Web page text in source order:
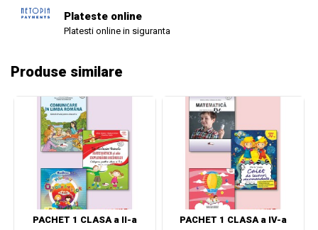
Plateste online
Platesti online in siguranta
Produse similare
PACHET 1 CLASA a II-a PACHET 1 CLASA a IV-a